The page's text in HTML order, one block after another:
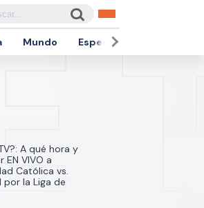
Mundo Espectáculos
A qué hora y
EN VIVO a
Católica vs.
por la Liga de